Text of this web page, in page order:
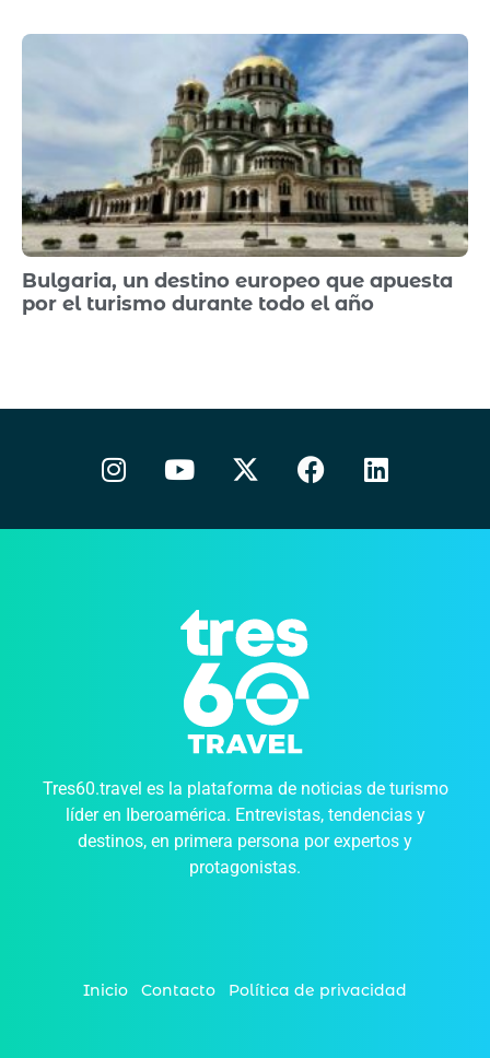
Bulgaria, un destino europeo que apuesta
por el turismo durante todo el año
Tres60.travel es la plataforma de noticias de turismo
líder en Iberoamérica. Entrevistas, tendencias y
destinos, en primera persona por expertos y
protagonistas.
Inicio Contacto Política de privacidad